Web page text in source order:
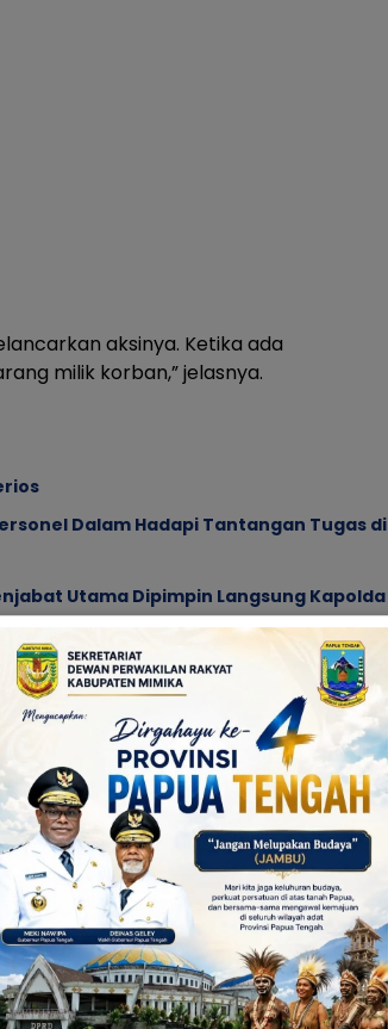
aksinya. Ketika ada
milik korban,” jelasnya.
Dalam Hadapi Tantangan Tugas di
Utama Dipimpin Langsung Kapolda
tekanan ekonomi dan sebagian
lain Hasanuddin, Koperapoka, Ahmad
adalah area Irigasi tembus
waktu tidak keluar rumah pada
diinginkan. Kami di jajaran Polres
dan mencari para pelaku